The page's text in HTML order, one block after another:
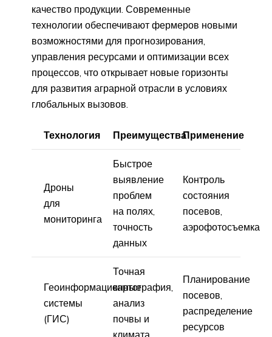
качество продукции. Современные
технологии обеспечивают фермеров новыми
возможностями для прогнозирования,
управления ресурсами и оптимизации всех
процессов, что открывает новые горизонты
для развития аграрной отрасли в условиях
глобальных вызовов.
Технология ПреимуществаПрименение
Дроны
для
мониторинга
Быстрое
выявление
проблем
на полях,
точность
данных
Контроль
состояния
посевов,
аэрофотосъемка
Геоинформационные
системы
(ГИС)
Точная
картография,
анализ
почвы и
климата
Планирование
посевов,
распределение
ресурсов